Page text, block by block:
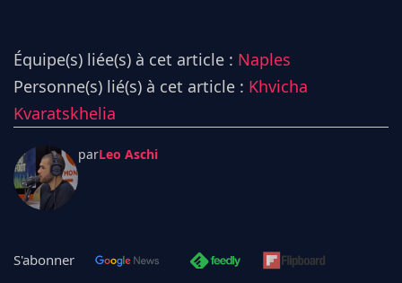
Équipe(s) liée(s) à cet article : Naples
Personne(s) lié(s) à cet article : Khvicha
Kvaratskhelia
parLeo Aschi
S'abonner